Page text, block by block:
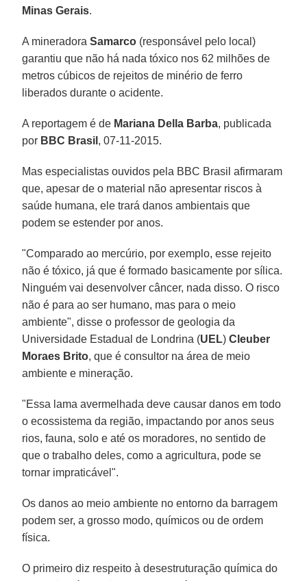
Minas Gerais.
A mineradoraSamarco (responsável pelo local)
garantiu que não há nada tóxico nos 62 milhões de
metros cúbicos de rejeitos de minério de ferro
liberados durante o acidente.
A reportagem é de Mariana Della Barba, publicada
por BBC Brasil , 07-11-2015.
Mas especialistas ouvidos pela BBC Brasil afirmaram
que, apesar de o material não apresentar riscos à
saúde humana, ele trará danos ambientais que
podem se estender por anos.
"Comparado ao mercúrio, por exemplo, esse rejeito
não é tóxico, já que é formado basicamente por sílica.
Ninguém vai desenvolver câncer, nada disso. O risco
não é para ao ser humano, mas para o meio
ambiente", disse o professor de geologia da
Universidade Estadual de Londrina (UEL)Cleuber
Moraes Brito, que é consultor na área de meio
ambiente e mineração.
"Essa lama avermelhada deve causar danos em todo
o ecossistema da região, impactando por anos seus
rios, fauna, solo e até os moradores, no sentido de
que o trabalho deles, como a agricultura, pode se
tornar impraticável".
Os danos ao meio ambiente no entorno da barragem
podem ser, a grosso modo, químicos ou de ordem
física.
O primeiro diz respeito à desestruturação química do